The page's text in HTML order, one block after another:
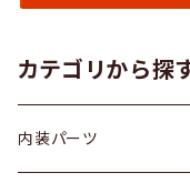
カテゴリから探
内装パーツ